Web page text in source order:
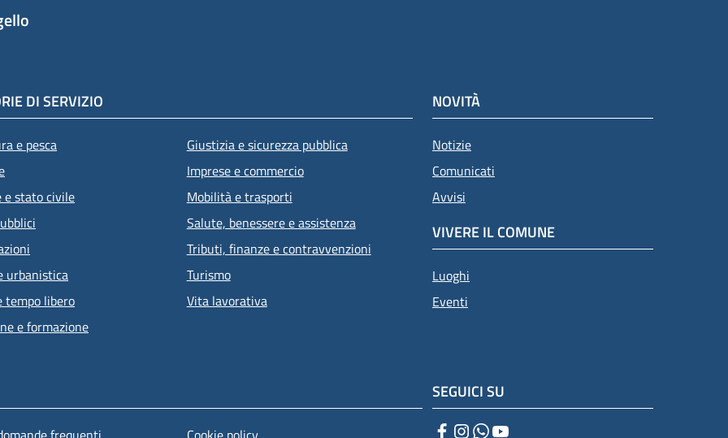
DI SERVIZIO
e pesca
e stato civile
urbanistica
tempo libero
e formazione
Giustizia e sicurezza pubblica
Imprese e commercio
Mobilità e trasporti
Salute, benessere e assistenza
Tributi, finanze e contravvenzioni
Turismo
Vita lavorativa
NOVITÀ
Notizie
Comunicati
Avvisi
VIVERE IL COMUNE
Luoghi
Eventi
SEGUICI SU
Facebook
Instagram
WhatsApp